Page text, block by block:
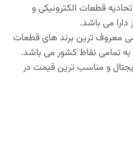
قطعات الکترونیکی و
می باشد.
معروف ترین برند های قطعات
به تمامی نقاط کشور می باشد.
و مناسب ترین قیمت در